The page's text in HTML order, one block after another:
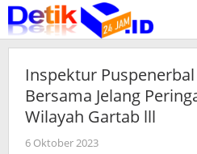
Skip
to
content
Inspektur
Bersama Jelang
Wilayah Gartab lll
6 Oktober 2023